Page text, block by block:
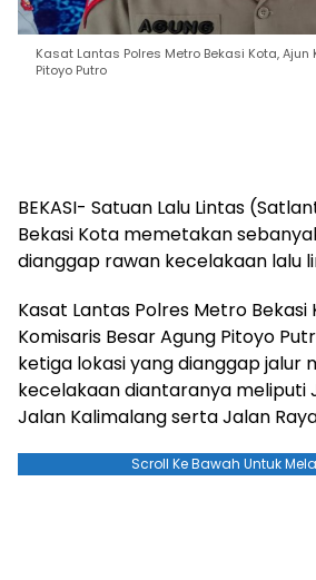
Kasat Lantas Polres Metro Bekasi Kota,
Pitoyo Putro
BEKASI- Satuan Lalu Lintas
Bekasi Kota memetakan
dianggap rawan kecelakaan lalu
Kasat Lantas Polres Metro Bekasi
Komisaris Besar Agung Pitoyo
ketiga lokasi yang dianggap jalur
kecelakaan diantaranya meliputi
Jalan Kalimalang serta Jalan
Scroll Ke Bawah Untuk